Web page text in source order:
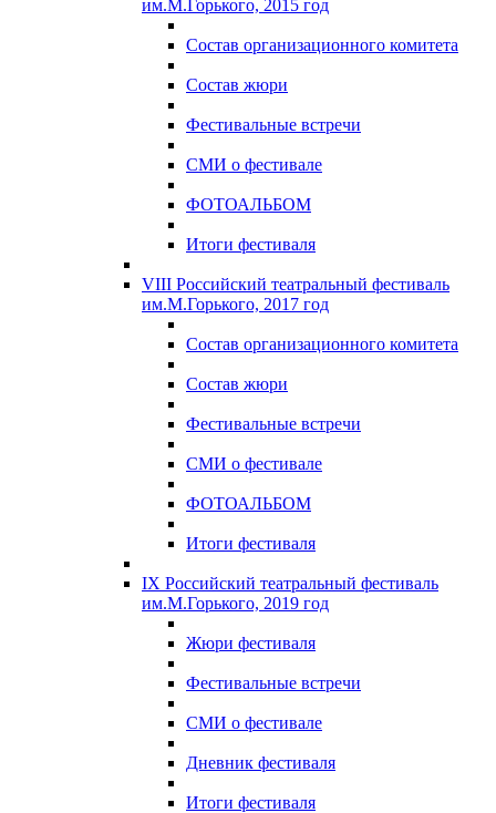
им.М.Горького, 2015 год
Состав организационного комитета
Состав жюри
Фестивальные встречи
СМИ о фестивале
ФОТОАЛЬБОМ
Итоги фестиваля
VIII Российский театральный фестиваль
им.М.Горького, 2017 год
Состав организационного комитета
Состав жюри
Фестивальные встречи
СМИ о фестивале
ФОТОАЛЬБОМ
Итоги фестиваля
IX Российский театральный фестиваль
им.М.Горького, 2019 год
Жюри фестиваля
Фестивальные встречи
СМИ о фестивале
Дневник фестиваля
Итоги фестиваля